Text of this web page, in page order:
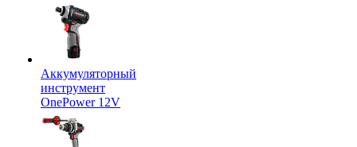
Аккумуляторный
инструмент
OnePower 12V